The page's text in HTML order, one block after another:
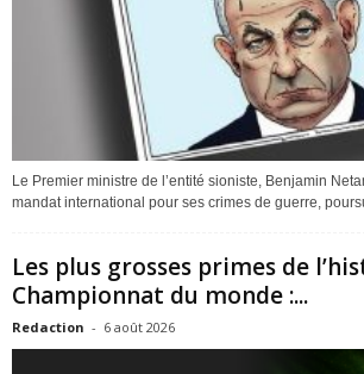
Le Premier ministre de l’entité sioniste, Benjamin
mandat international pour ses crimes de guerre,
Les plus grosses primes de
Championnat du monde :...
Redaction - 6 août 2026